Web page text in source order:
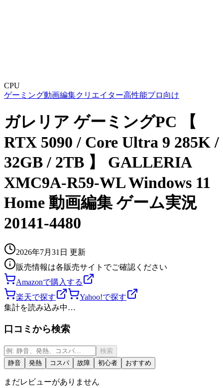
CPU
ゲーミング動画編集クリエイター高性能プロ向け
ガレリア ゲーミングPC 【
RTX 5090 / Core Ultra 9 285K /
32GB / 2TB 】 GALLERIA
XMC9A-R59-WL Windows 11
Home 動画編集 ゲーム実況
20141-4480
2026年7月31日 更新
販売情報は各販売サイトでご確認ください
Amazonで購入する
楽天で探す
Yahoo!で探す
集計を読み込み中…
口コミから検索
検索
静音
発熱 コスパ 故障 初心者 おすすめ
まだレビューがありません